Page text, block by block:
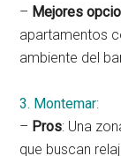
– Mejores
apartamentos
ambiente del
3. Montemar:
– Pros: Una
que buscan